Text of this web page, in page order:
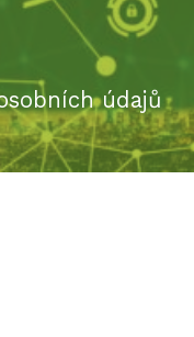
údajů